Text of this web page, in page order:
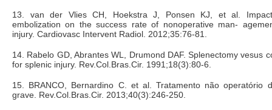
13. van der Vlies CH, Hoekstra J, Ponsen KJ, et al.
embolization on the success rate of nonoperative man-
injury. Cardiovasc Intervent Radiol. 2012;35:76-81.
14. Rabelo GD, Abrantes WL, Drumond DAF. Splenectomy vesus
for splenic injury. Rev.Col.Bras.Cir. 1991;18(3):80-6.
15. BRANCO, Bernardino C. et al. Tratamento não operatório
grave. Rev.Col.Bras.Cir. 2013;40(3):246-250.